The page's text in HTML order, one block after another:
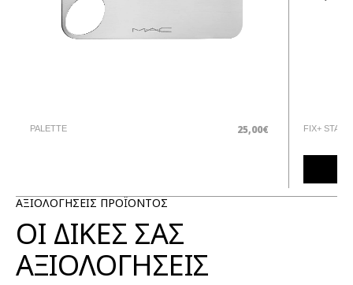
PALETTE 25,00€ FIX+ STAY
ΑΞΙΟΛΟΓΗΣΕΙΣ ΠΡΟΪΟΝΤΟΣ
ΟΙ ΔΙΚΕΣ ΣΑΣ
ΑΞΙΟΛΟΓΗΣΕΙΣ